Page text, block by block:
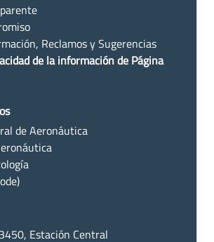
Reclamos y Sugerencias
de la información de Página
de Aeronáutica
Estación Central